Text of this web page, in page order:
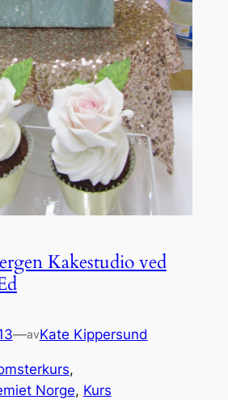
Kakestudio ved
—avKate Kippersund
Norge, Kurs